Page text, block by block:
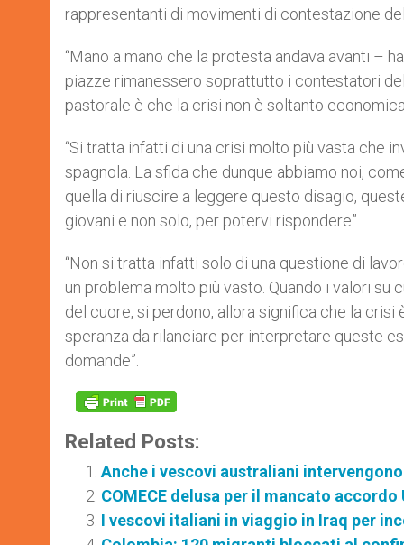
rappresentanti di movimenti di contestazione del
“Mano a mano che la protesta andava avanti –
piazze rimanessero soprattutto i contestatori
pastorale è che la crisi non è soltanto
“Si tratta infatti di una crisi molto più vasta che
spagnola. La sfida che dunque abbiamo noi,
quella di riuscire a leggere questo disagio,
giovani e non solo, per potervi rispondere”.
“Non si tratta infatti solo di una questione di
un problema molto più vasto. Quando i valori su
del cuore, si perdono, allora significa che la crisi
speranza da rilanciare per interpretare queste
domande”.
Related Posts:
Anche i vescovi australiani
COMECE delusa per il mancato
I vescovi italiani in viaggio in Iraq per